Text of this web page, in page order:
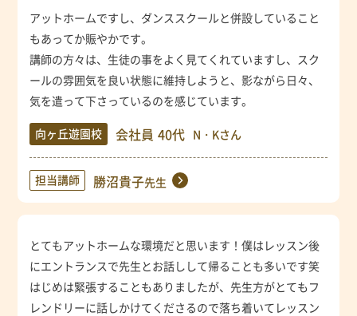
アットホームですし、ダンススクールと併設していること
もあってか賑やかです。
講師の方々は、生徒の事をよく見てくれていますし、スク
ールの雰囲気を良い状態に維持しようと、影ながら日々、
気を遣って下さっているのを感じています。
向ヶ丘遊園校 会社員 40代 N・Kさん
担当講師 勝沼貴子先生
とてもアットホームな環境だと思います！僕はレッスン後
にエントランスで先生とお話しして帰ることも多いです笑
はじめは緊張することもありましたが、先生方がとてもフ
レンドリーに話しかけてくださるので落ち着いてレッスン